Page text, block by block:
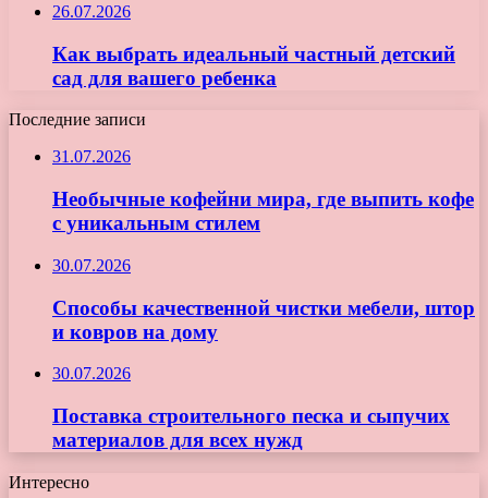
26.07.2026
Как выбрать идеальный частный детский
сад для вашего ребенка
Последние записи
31.07.2026
Необычные кофейни мира, где выпить кофе
с уникальным стилем
30.07.2026
Способы качественной чистки мебели, штор
и ковров на дому
30.07.2026
Поставка строительного песка и сыпучих
материалов для всех нужд
Интересно